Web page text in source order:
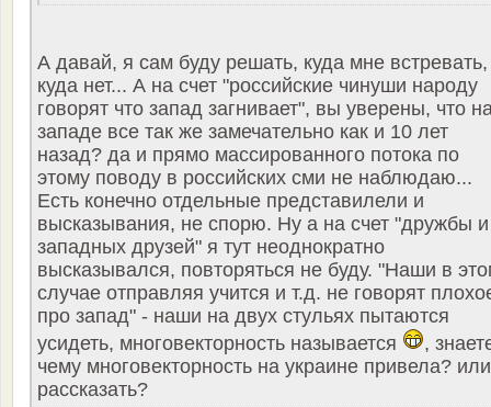
А давай, я сам буду решать, куда мне
куда нет... А на счет "российские чинуши народу
говорят что запад загнивает", вы уверены, что
западе все так же замечательно как и 10 лет
назад? да и прямо массированного потока по
этому поводу в российских сми не наблюдаю...
Есть конечно отдельные представилели и
высказывания, не спорю. Ну а на счет "дружбы и
западных друзей" я тут неоднократно
высказывался, повторяться не буду. "Наши в
случае отправляя учится и т.д. не говорят
про запад" - наши на двух стульях пытаются
усидеть, многовекторность называется
,
чему многовекторность на украине привела? или
рассказать?